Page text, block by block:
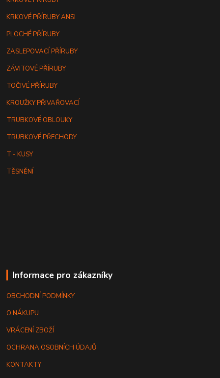
KRKOVÉ PŘÍRUBY ANSI
PLOCHÉ PŘÍRUBY
ZASLEPOVACÍ PŘÍRUBY
ZÁVITOVÉ PŘÍRUBY
TOČIVÉ PŘÍRUBY
KROUŽKY PŘIVAŘOVACÍ
TRUBKOVÉ OBLOUKY
TRUBKOVÉ PŘECHODY
T - KUSY
TĚSNĚNÍ
Informace pro zákazníky
OBCHODNÍ PODMÍNKY
O NÁKUPU
VRÁCENÍ ZBOŽÍ
OCHRANA OSOBNÍCH ÚDAJŮ
KONTAKTY